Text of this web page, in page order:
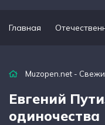
Главная
Muzopen.net -
Евгений
одиночества